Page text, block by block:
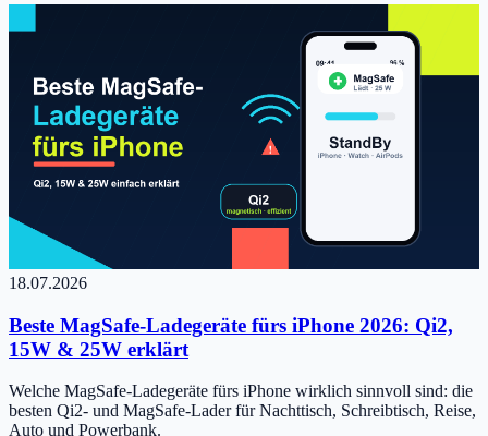
18.07.2026
Beste MagSafe-Ladegeräte fürs iPhone 2026: Qi2,
15W & 25W erklärt
Welche MagSafe-Ladegeräte fürs iPhone wirklich sinnvoll sind: die
besten Qi2- und MagSafe-Lader für Nachttisch, Schreibtisch, Reise,
Auto und Powerbank.